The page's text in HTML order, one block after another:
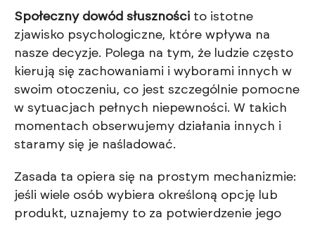
Społeczny dowód słuszności to istotne
zjawisko psychologiczne, które wpływa na
nasze decyzje. Polega na tym, że ludzie często
kierują się zachowaniami i wyborami innych w
swoim otoczeniu, co jest szczególnie pomocne
w sytuacjach pełnych niepewności. W takich
momentach obserwujemy działania innych i
staramy się je naśladować.
Zasada ta opiera się na prostym mechanizmie:
jeśli wiele osób wybiera określoną opcję lub
produkt, uznajemy to za potwierdzenie jego